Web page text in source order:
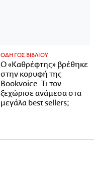
ΟΔΗΓΟΣ ΒΙΒΛΙΟΥ
Ο «Καθρέφτης» βρέθηκε
στην κορυφή της
Bookvoice. Τι τον
ξεχώρισε ανάμεσα στα
μεγάλα best sellers;